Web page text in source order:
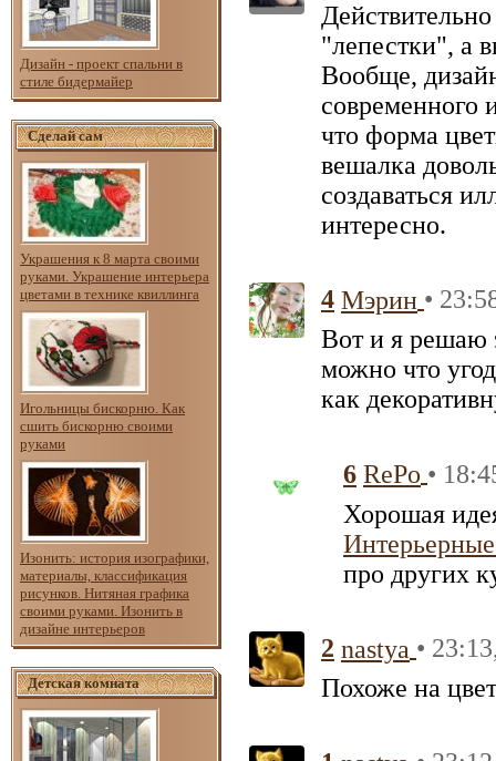
Дизайн - проект спальни в
стиле бидермайер
Сделай сам
Украшения к 8 марта своими
руками. Украшение интерьера
цветами в технике квиллинга
Игольницы бискорню. Как
сшить бискорню своими
руками
Изонить: история изографики,
материалы, классификация
рисунков. Нитяная графика
своими руками. Изонить в
дизайне интерьеров
Детская комната
"лепестки", а
Вообще,
современного
что форма
вешалка
создаваться
интересно.
4 Мэрин •
Вот и я решаю
можно что
как
6 RePo •
Хорошая
про других
2 nastya •
Похоже на